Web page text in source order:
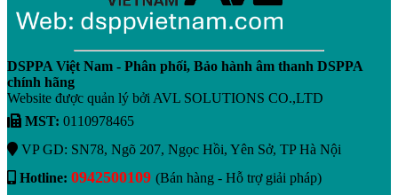
DSPPA Việt Nam - Phân phối, Bảo hành âm thanh DSPPA
chính hãng
Website được quản lý bởi AVL SOLUTIONS CO.,LTD
MST: 0110978465
VP GD: SN78, Ngõ 207, Ngọc Hồi, Yên Sở, TP Hà Nội
Hotline: 0942500109 (Bán hàng - Hỗ trợ giải pháp)